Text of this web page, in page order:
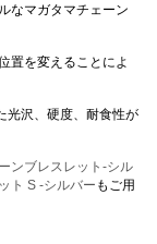
なマガタマチェーン
置を変えることによ
光沢、硬度、耐食性が
ンブレスレット-シル
ト S -シルバー もご用